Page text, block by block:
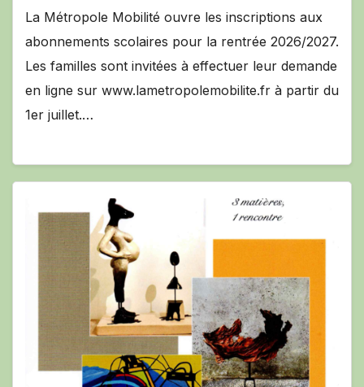
La Métropole Mobilité ouvre les inscriptions aux
abonnements scolaires pour la rentrée 2026/2027.
Les familles sont invitées à effectuer leur demande
en ligne sur www.lametropolemobilite.fr à partir du
1er juillet.…